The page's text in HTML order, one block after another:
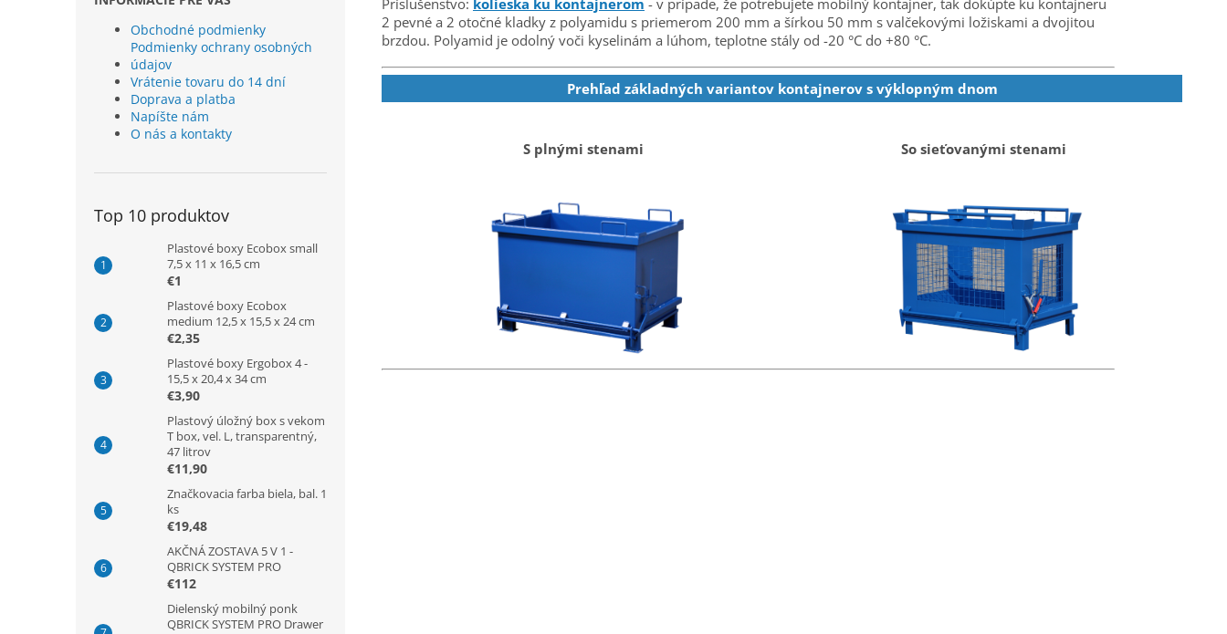
Obchodné podmienky
Podmienky ochrany osobných
údajov
Vrátenie tovaru do 14 dní
Doprava a platba
Napíšte nám
O nás a kontakty
Top 10 produktov
Plastové boxy Ecobox small
7,5 x 11 x 16,5 cm
€1
Plastové boxy Ecobox
medium 12,5 x 15,5 x 24 cm
€2,35
Plastové boxy Ergobox 4 -
15,5 x 20,4 x 34 cm
€3,90
Plastový úložný box s vekom
T box, vel. L, transparentný,
47 litrov
€11,90
Značkovacia farba biela, bal. 1
ks
€19,48
AKČNÁ ZOSTAVA 5 V 1 -
QBRICK SYSTEM PRO
€112
Dielenský mobilný ponk
QBRICK SYSTEM PRO Drawer
2 pevné a 2 otočné kladky z polyamidu s priemerom 200 mm a šírkou 50 mm s valčekovými ložiskami a dvojitou
brzdou. Polyamid je odolný voči kyselinám a lúhom, teplotne stály od -20 °C do +80 °C.
Prehľad základných variantov kontajnerov s výklopným dnom
S plnými stenami So sieťovanými stenami